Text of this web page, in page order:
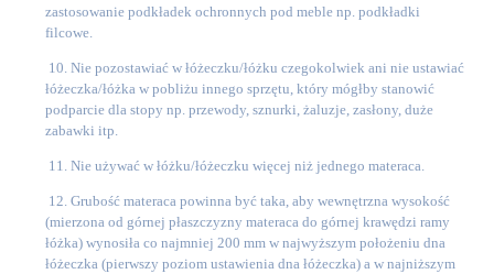
zastosowanie podkładek ochronnych pod meble np. podkładki
filcowe.
10. Nie pozostawiać w łóżeczku/łóżku czegokolwiek ani nie ustawiać
łóżeczka/łóżka w pobliżu innego sprzętu, który mógłby stanowić
podparcie dla stopy np. przewody, sznurki, żaluzje, zasłony, duże
zabawki itp.
11. Nie używać w łóżku/łóżeczku więcej niż jednego materaca.
12. Grubość materaca powinna być taka, aby wewnętrzna wysokość
(mierzona od górnej płaszczyzny materaca do górnej krawędzi ramy
łóżka) wynosiła co najmniej 200 mm w najwyższym położeniu dna
łóżeczka (pierwszy poziom ustawienia dna łóżeczka) a w najniższym